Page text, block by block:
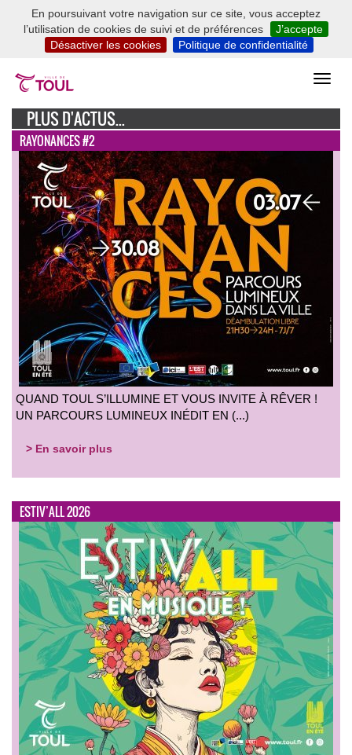
En poursuivant votre navigation sur ce site, vous acceptez
l’utilisation de cookies de suivi et de préférences
J’accepte
Désactiver les cookies
Politique de confidentialité
PLUS D'ACTUS...
RAYONANCES #2
QUAND TOUL S’ILLUMINE ET VOUS INVITE À RÊVER !
UN PARCOURS LUMINEUX INÉDIT EN (...)
> En savoir plus
ESTIV’ALL 2026